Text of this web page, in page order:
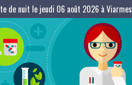
de nuit le jeudi 06 août 2026 à Viarmes